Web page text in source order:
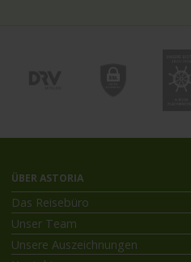
ÜBER ASTORIA
Das Reisebüro
Unser Team
Unsere Auszeichnungen